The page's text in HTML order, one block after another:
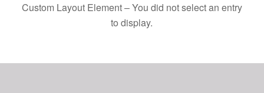
Custom Layout Element – You did not select an entry
to display.